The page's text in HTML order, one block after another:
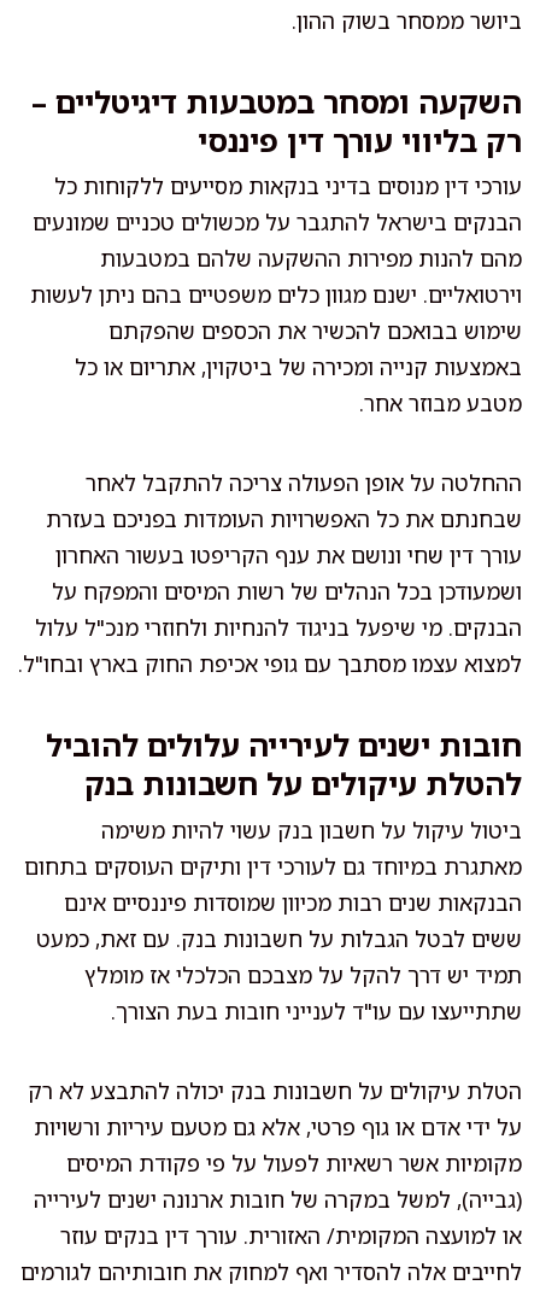
ביושר ממסחר בשוק ההון.
השקעה ומסחר במטבעות דיגיטליים –
רק בליווי עורך דין פיננסי
עורכי דין מנוסים בדיני בנקאות מסייעים ללקוחות כל
הבנקים בישראל להתגבר על מכשולים טכניים שמונעים
מהם להנות מפירות ההשקעה שלהם במטבעות
וירטואליים. ישנם מגוון כלים משפטיים בהם ניתן לעשות
שימוש בבואכם להכשיר את הכספים שהפקתם
באמצעות קנייה ומכירה של ביטקוין, אתריום או כל
מטבע מבוזר אחר.
ההחלטה על אופן הפעולה צריכה להתקבל לאחר
שבחנתם את כל האפשרויות העומדות בפניכם בעזרת
עורך דין שחי ונושם את ענף הקריפטו בעשור האחרון
ושמעודכן בכל הנהלים של רשות המיסים והמפקח על
הבנקים. מי שיפעל בניגוד להנחיות ולחוזרי מנכ"ל עלול
למצוא עצמו מסתבך עם גופי אכיפת החוק בארץ ובחו"ל.
חובות ישנים לעירייה עלולים להוביל
להטלת עיקולים על חשבונות בנק
ביטול עיקול על חשבון בנק עשוי להיות משימה
מאתגרת במיוחד גם לעורכי דין ותיקים העוסקים בתחום
הבנקאות שנים רבות מכיוון שמוסדות פיננסיים אינם
ששים לבטל הגבלות על חשבונות בנק. עם זאת, כמעט
תמיד יש דרך להקל על מצבכם הכלכלי אז מומלץ
שתתייעצו עם עו"ד לענייני חובות בעת הצורך.
הטלת עיקולים על חשבונות בנק יכולה להתבצע לא רק
על ידי אדם או גוף פרטי, אלא גם מטעם עיריות ורשויות
מקומיות אשר רשאיות לפעול על פי פקודת המיסים
(גבייה), למשל במקרה של חובות ארנונה ישנים לעירייה
או למועצה המקומית/ האזורית. עורך דין בנקים עוזר
לחייבים אלה להסדיר ואף למחוק את חובותיהם לגורמים